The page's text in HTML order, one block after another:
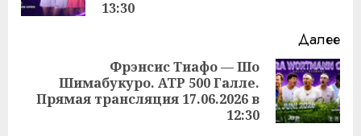
13:30
Далее
Следующая
запись:
Фрэнсис Тиафо — Шо
Шимабукуро. ATP 500 Галле.
Прямая трансляция 17.06.2026 в
12:30